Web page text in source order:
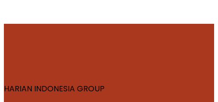
HARIAN INDONESIA GROUP